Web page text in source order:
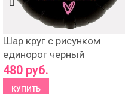
Шар круг с рисунком
единорог черный
480 руб.
КУПИТЬ